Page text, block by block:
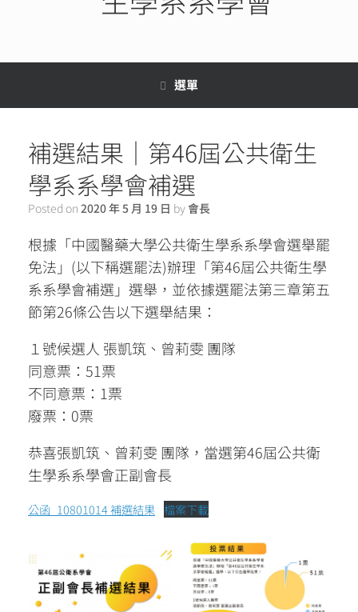
選單
補選結果｜第46屆公共衛生
學系系學會補選
Posted on 2020 年 5 月 19 日 by會長
根據「中國醫藥大學公共衛生學系系學會選舉罷
免法」(以下稱選罷法)辦理「第46屆公共衛生學
系系學會補選」選舉，並依據選罷法第三章第五
節第26條公告以下選舉結果：
１號候選人 張凱筑、曾莉雯 團隊
同意票：51票
不同意票：1票
廢票：0票
恭喜張凱筑、曾莉雯 團隊，當選第46屆公共衛
生學系系學會正副會長
公函_10801014 補選結果 檔案下載